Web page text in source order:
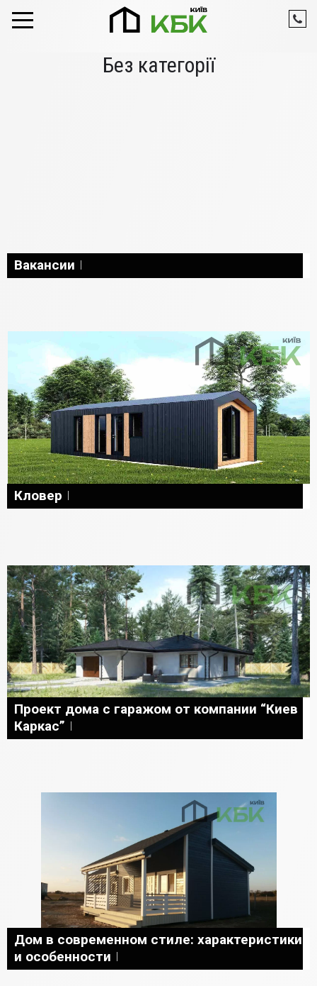
Без категорії
Вакансии
Кловер
Проект дома с гаражом от компании “Киев
Каркас”
Дом в современном стиле: характеристики
и особенности